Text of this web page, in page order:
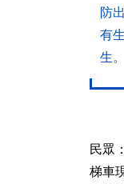
防
有
生。
民眾
梯車